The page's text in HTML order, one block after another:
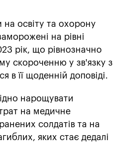
на освіту та охорону
на рівні
рік, що рівнозначно
скороченню у зв'язку з
в її щоденній доповіді.
нарощувати
на медичне
солдатів та на
яких стає дедалі